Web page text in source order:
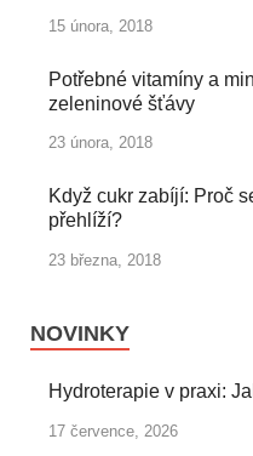
15 února, 2018
Potřebné vitamíny a
zeleninové šťávy
23 února, 2018
Když cukr zabíjí: Proč
přehlíží?
23 března, 2018
NOVINKY
Hydroterapie v praxi:
17 července, 2026